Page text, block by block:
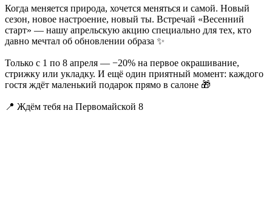
Когда меняется природа, хочется меняться и самой. Новый
сезон, новое настроение, новый ты. Встречай «Весенний
старт» — нашу апрельскую акцию специально для тех, кто
давно мечтал об обновлении образа ✨
Только с 1 по 8 апреля — −20% на первое окрашивание,
стрижку или укладку. И ещё один приятный момент: каждого
гостя ждёт маленький подарок прямо в салоне 🎁
📍 Ждём тебя на Первомайской 8